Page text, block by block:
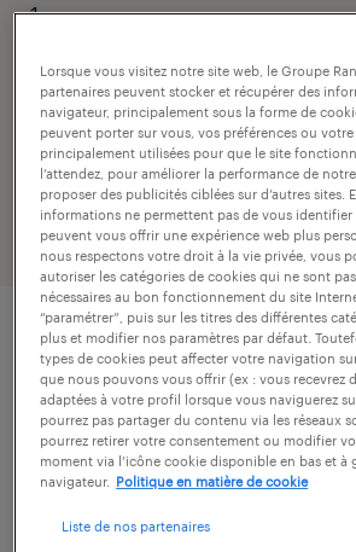
1
finance / banque
numéro de référence
307-PSS-R000874_01R
description.
descriptif du poste
Vous avez une solide
Lorsque vous visitez notre site web, le Groupe
partenaires peuvent stocker et récupérer des
navigateur, principalement sous la forme de
peuvent porter sur vous, vos préférences ou
principalement utilisées pour que le site
l’attendez, pour améliorer la performance de
proposer des publicités ciblées sur d’autres sites.
informations ne permettent pas de vous identifier
peuvent vous offrir une expérience web plus
nous respectons votre droit à la vie privée, vous
autoriser les catégories de cookies qui ne sont
nécessaires au bon fonctionnement du site
“paramétrer”, puis sur les titres des différentes
plus et modifier nos paramètres par défaut.
types de cookies peut affecter votre navigation
que nous pouvons vous offrir (ex : vous recevrez
adaptées à votre profil lorsque vous naviguerez
pourrez pas partager du contenu via les réseaux
pourrez retirer votre consentement ou modifier
moment via l’icône cookie disponible en bas et à
navigateur.
Politique en matière de cookie
Liste de nos partenaires